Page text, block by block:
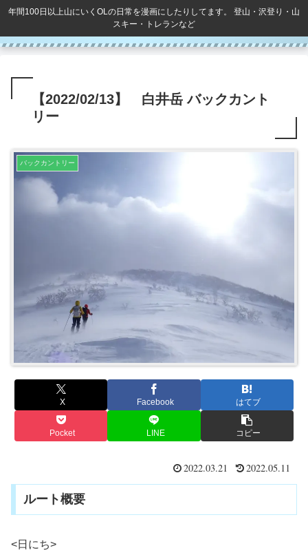
年間100日以上山にいくOLの日常を漫画にしたりしてます。 登山・沢登り・山
スキー・トレランなど
【2022/02/13】 白井岳 バックカント
リー
バックカントリー
X Facebook はてブ
Pocket LINE コピー
2022.03.21 2022.05.11
ルート概要
<日にち>